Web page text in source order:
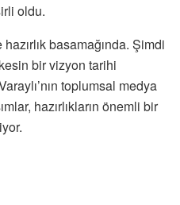
oldu.
basamağında. Şimdi
bir vizyon tarihi
toplumsal medya
hazırlıkların önemli bir